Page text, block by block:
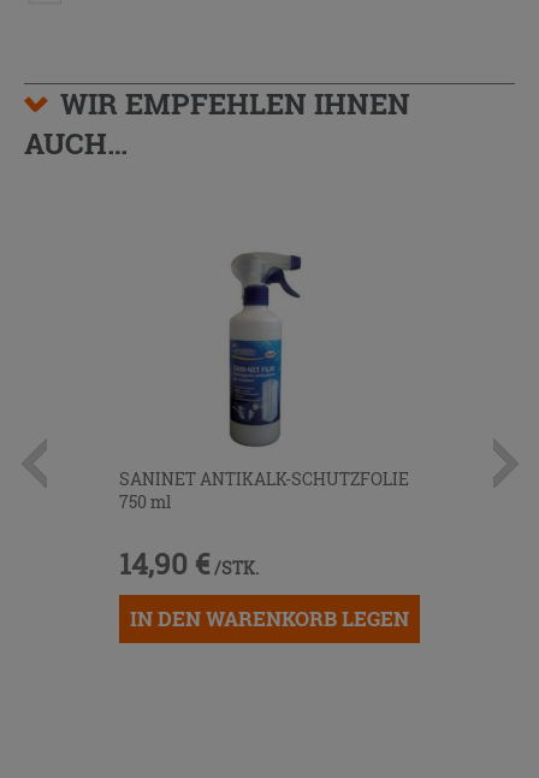
WIR EMPFEHLEN IHNEN
AUCH…
SANINET ANTIKALK-SCHUTZFOLIE
750 ml
14,90 € /STK.
IN DEN WARENKORB LEGEN